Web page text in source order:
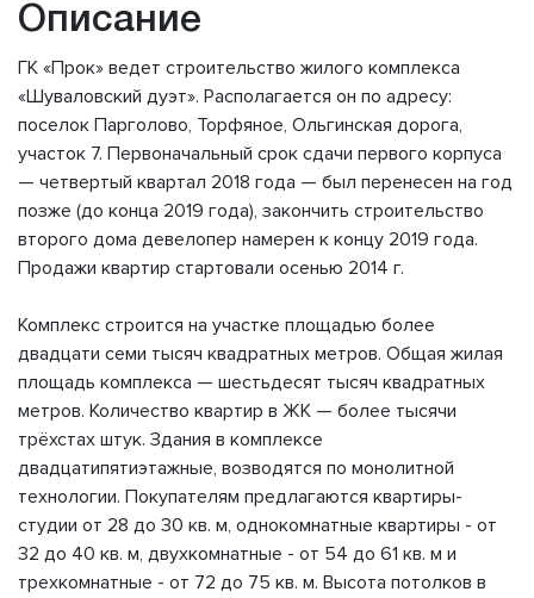
Описание
ГК «Прок» ведет строительство жилого комплекса
«Шуваловский дуэт». Располагается он по адресу:
поселок Парголово, Торфяное, Ольгинская дорога,
участок 7. Первоначальный срок сдачи первого корпуса
— четвертый квартал 2018 года — был перенесен на год
позже (до конца 2019 года), закончить строительство
второго дома девелопер намерен к концу 2019 года.
Продажи квартир стартовали осенью 2014 г.
Комплекс строится на участке площадью более
двадцати семи тысяч квадратных метров. Общая жилая
площадь комплекса — шестьдесят тысяч квадратных
метров. Количество квартир в ЖК — более тысячи
трёхстах штук. Здания в комплексе
двадцатипятиэтажные, возводятся по монолитной
технологии. Покупателям предлагаются квартиры-
студии от 28 до 30 кв. м, однокомнатные квартиры - от
32 до 40 кв. м, двухкомнатные - от 54 до 61 кв. м и
трехкомнатные - от 72 до 75 кв. м. Высота потолков в